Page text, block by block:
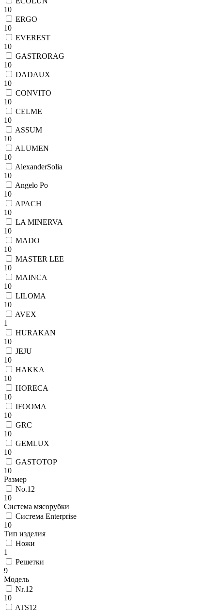
10
ERGO
10
EVEREST
10
GASTRORAG
10
DADAUX
10
CONVITO
10
CELME
10
ASSUM
10
ALUMEN
10
AlexanderSolia
10
Angelo Po
10
APACH
10
LA MINERVA
10
MADO
10
MASTER LEE
10
MAINCA
10
LILOMA
10
AVEX
1
HURAKAN
10
JEJU
10
HAKKA
10
HORECA
10
IFOOMA
10
GRC
10
GEMLUX
10
GASTOTOP
10
Размер
No.12
10
Система мясорубки
Система Enterprise
10
Тип изделия
Ножи
1
Решетки
9
Модель
Nr.12
10
ATS12